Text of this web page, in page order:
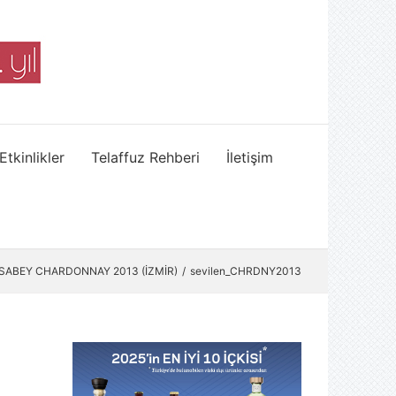
Telaffuz Rehberi İletişim
CHARDONNAY 2013 (İZMİR) sevilen_CHRDNY2013